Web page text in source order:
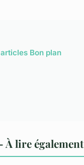
Bon plan
À lire également